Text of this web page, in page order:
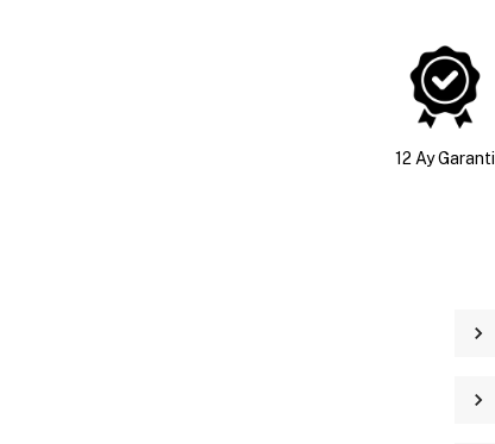
12 Ay Garanti